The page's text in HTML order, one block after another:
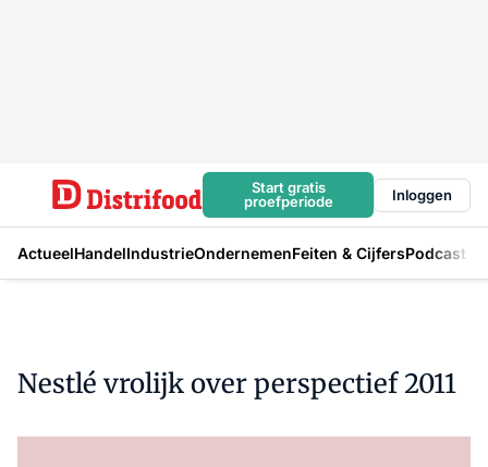
Start gratis
proefperiode
Inloggen
ActueelHandelIndustrieOndernemenFeiten & CijfersPodcast
Nestlé vrolijk over perspectief 2011